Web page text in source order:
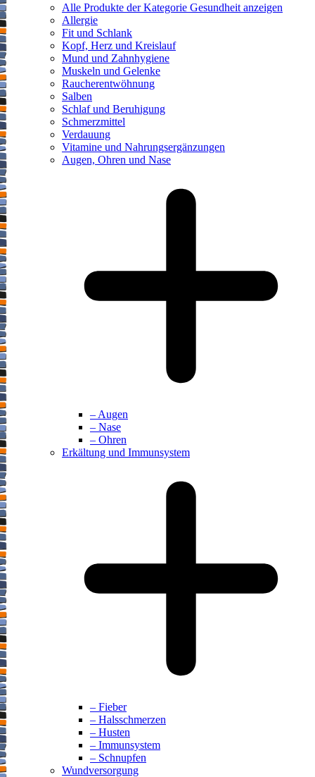
Alle Produkte der Kategorie Gesundheit anzeigen
Allergie
Fit und Schlank
Kopf, Herz und Kreislauf
Mund und Zahnhygiene
Muskeln und Gelenke
Raucherentwöhnung
Salben
Schlaf und Beruhigung
Schmerzmittel
Verdauung
Vitamine und Nahrungsergänzungen
Augen, Ohren und Nase
– Augen
– Nase
– Ohren
Erkältung und Immunsystem
– Fieber
– Halsschmerzen
– Husten
– Immunsystem
– Schnupfen
Wundversorgung